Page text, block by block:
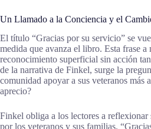
Un Llamado a la Conciencia y el
El título “Gracias por su servicio” se
medida que avanza el libro. Esta frase
reconocimiento superficial sin acción
de la narrativa de Finkel, surge la
comunidad apoyar a sus veteranos más
aprecio?
Finkel obliga a los lectores a reflexionar
por los veteranos y sus familias.